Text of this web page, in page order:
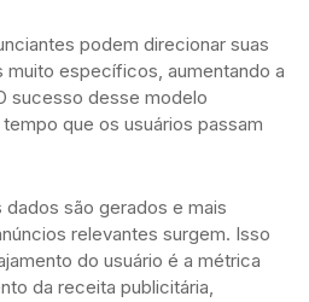
podem direcionar suas
muito específicos, aumentando a
sucesso desse modelo
que os usuários passam
são gerados e mais
relevantes surgem. Isso
do usuário é a métrica
da receita publicitária,